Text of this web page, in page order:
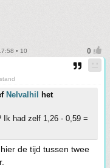
• 10
Nelvalhil het
Ik had zelf 1,26 - 0,59 =
de tijd tussen twee